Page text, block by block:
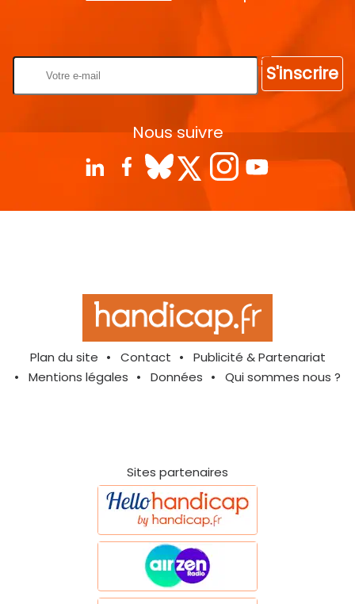
S'inscrire
Nous suivre
Plan du site Contact
Publicité & Partenariat
Mentions légales
Données Qui sommes nous ?
Sites partenaires